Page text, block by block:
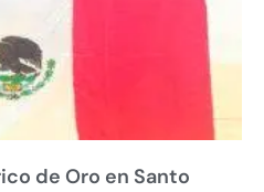
de Oro en Santo